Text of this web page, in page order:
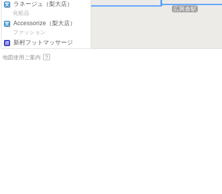
ラネージュ（梨大店）
化粧品
Accessorize（梨大店）
ファッション
新村フットマッサージ
トンインビ(正官庄・梨
広興倉駅
地図使用ご案内